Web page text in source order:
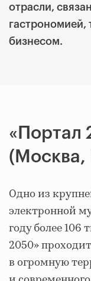
отрасли,
гастрономией,
бизнесом.
«Портал
(Москва,
Одно из
электронной
году более 106
2050»
в огромную